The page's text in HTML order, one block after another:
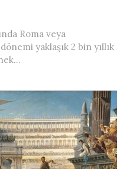
Roma veya
yaklaşık 2 bin yıllık